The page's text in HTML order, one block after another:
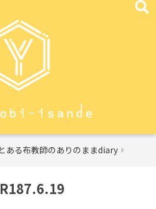
とある布教師のありのままdiary